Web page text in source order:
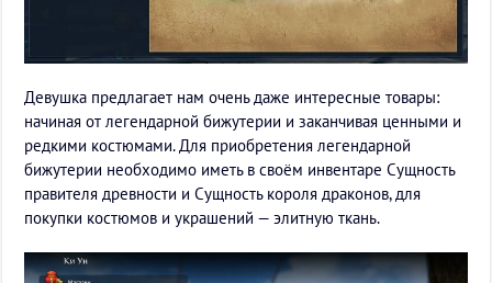
Девушка предлагает нам очень даже интересные товары:
начиная от легендарной бижутерии и заканчивая ценными и
редкими костюмами. Для приобретения легендарной
бижутерии необходимо иметь в своём инвентаре Сущность
правителя древности и Сущность короля драконов, для
покупки костюмов и украшений — элитную ткань.